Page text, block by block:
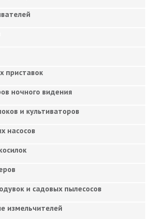
приставок
ночного видения
и культиваторов
насосов
и садовых пылесосов
измельчителей